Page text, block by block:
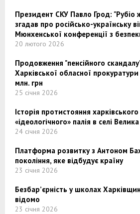
Президент СКУ Павло Грод: "Рубіо
згадав про російсько-українську
Мюнхенської конференції з
20 лютого 2026
Продовження "пенсійного
Харківської обласної
млн. грн
25 січня 2026
Історія протистояння
«ідеологічного» палія в селі
24 січня 2026
Платформа розвитку з Антоном
покоління, яке відбудує країну
23 січня 2026
Безбар’єрність у школах
відомо
23 січня 2026